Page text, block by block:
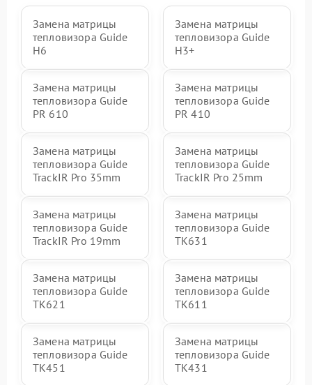
Замена матрицы
тепловизора Guide
H6
Замена матрицы
тепловизора Guide
H3+
Замена матрицы
тепловизора Guide
PR 610
Замена матрицы
тепловизора Guide
PR 410
Замена матрицы
тепловизора Guide
TrackIR Pro 35mm
Замена матрицы
тепловизора Guide
TrackIR Pro 25mm
Замена матрицы
тепловизора Guide
TrackIR Pro 19mm
Замена матрицы
тепловизора Guide
TK631
Замена матрицы
тепловизора Guide
TK621
Замена матрицы
тепловизора Guide
TK611
Замена матрицы
тепловизора Guide
TK451
Замена матрицы
тепловизора Guide
TK431